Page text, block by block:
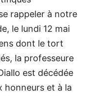
rappeler à notre
le lundi 12 mai
dont le tort
la professeure
est décédée
honneurs et à la